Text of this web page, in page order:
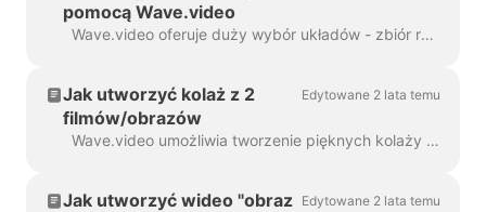
pomocą Wave.video
Wave.video oferuje duży wybór układów - zbiór ramek, masek i siatek - które pozwalają łączyć kilka elementów wizualnych w ramach jednego scen...
Jak utworzyć kolaż z 2
filmów/obrazów
Edytowane 2 lata temu
Wave.video umożliwia tworzenie pięknych kolaży z filmów i zdjęć przy użyciu układów. Układy składają się z kolekcji różnych siatek i masek, które...
Jak utworzyć wideo "obraz Edytowane 2 lata temu